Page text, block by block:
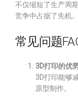
不仅缩短了生产周
竞争中占据了先机。
常见问题
3D打印的优
3D打印能够
原型制作。